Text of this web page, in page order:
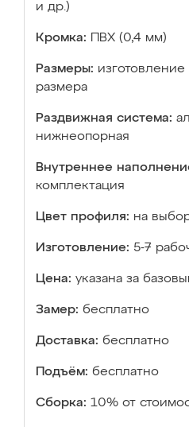
и др.)
Кромка: ПВХ (0,4 мм)
Размеры:
размера
Раздвижная система:
нижнеопорная
Внутреннее
комплектация
Цвет профиля: на
Изготовление: 5-7
Цена: указана за
Замер: бесплатно
Доставка: бесплатно
Подъём: бесплатно
Сборка: 10% от